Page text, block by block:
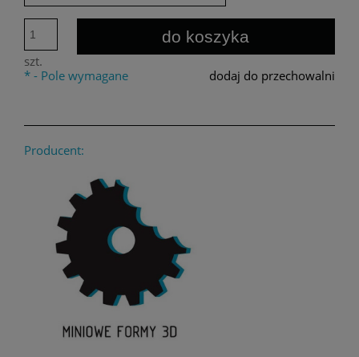
szt.
do koszyka
dodaj do przechowalni
* - Pole wymagane
Producent: